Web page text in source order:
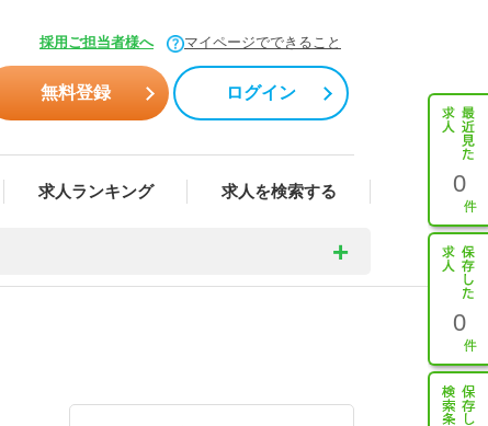
採用ご担当者様へ マイページでできること
無料登録 ログイン
求人ランキング 求人を検索する 0
0